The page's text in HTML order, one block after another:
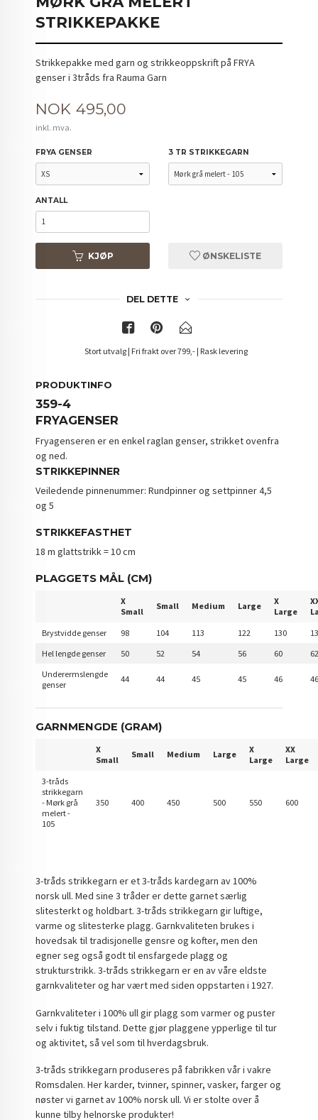
STRIKKEPAKKE
Strikkepakke med garn og strikkeoppskrift på FRYA
genser i 3tråds fra Rauma Garn
Pris
NOK 495,00
inkl. mva.
FRYA GENSER 3 TR STRIKKEGARN
ANTALL
KJØP ØNSKELISTE
DEL DETTE
Stort utvalg | Fri frakt over 799,- | Rask levering
PRODUKTINFO
359-4
FRYAGENSER
Fryagenseren er en enkel raglan genser, strikket ovenfra
og ned.
STRIKKEPINNER
Veiledende pinnenummer: Rundpinner og settpinner 4,5
og 5
STRIKKEFASTHET
18 m glattstrikk = 10 cm
PLAGGETS MÅL (CM)
X
Small
Small Medium Large
X
Large
Brystvidde genser
98 104 113 122 130
Hel lengde genser
50 52 54 56 60
Underermslengde
genser
44 44 45 45 46
GARNMENGDE (GRAM)
X
Small
Small Medium Large
X
Large
XX
Large
3-tråds
strikkegarn
- Mørk grå
melert -
105
350 400 450 500 550 600
3-tråds strikkegarn er et 3-tråds kardegarn av 100%
norsk ull. Med sine 3 tråder er dette garnet særlig
slitesterkt og holdbart. 3-tråds strikkegarn gir luftige,
varme og slitesterke plagg. Garnkvaliteten brukes i
hovedsak til tradisjonelle gensre og kofter, men den
egner seg også godt til ensfargede plagg og
strukturstrikk. 3-tråds strikkegarn er en av våre eldste
garnkvaliteter og har vært med siden oppstarten i 1927.
Garnkvaliteter i 100% ull gir plagg som varmer og puster
selv i fuktig tilstand. Dette gjør plaggene ypperlige til tur
og aktivitet, så vel som til hverdagsbruk.
3-tråds strikkegarn produseres på fabrikken vår i vakre
Romsdalen. Her karder, tvinner, spinner, vasker, farger og
nøster vi garnet av 100% norsk ull. Vi er stolte over å
kunne tilby helnorske produkter!